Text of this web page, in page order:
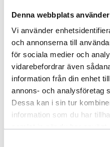
Denna webbplats
Vi använder
och annonserna till
för sociala medier och
vidarebefordrar även
information från din enhet
annons- och analysföretag
Dessa kan i sin tur
information som du har
Strålkastarram framlyktor
Mitsubishi L200 2019+
ARTNR:402230701
1 231,25kr620kr
Inkl. moms
Lägg i varukorg
Liknande produkter